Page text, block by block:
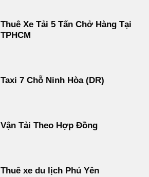
Thuê Xe Tải 5 Tấn Chở Hàng Tại
TPHCM
Taxi 7 Chỗ Ninh Hòa (DR)
Vận Tải Theo Hợp Đồng
Thuê xe du lịch Phú Yên